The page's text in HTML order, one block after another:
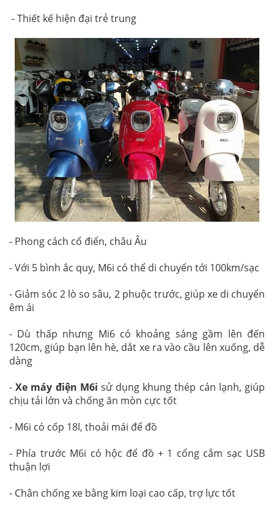
- Thiết kế hiện đại trẻ trung
- Phong cách cổ điển, châu Âu
- Với 5 bình ắc quy, M6i có thể di chuyển tới 100km/sạc
- Giảm sóc 2 lò so sâu, 2 phuộc trước, giúp xe di chuyển
êm ái
- Dù thấp nhưng Mi6 có khoảng sáng gầm lên đến
120cm, giúp bạn lên hè, dắt xe ra vào cầu lên xuống, dễ
dàng
-Xe máy điện M6i sử dụng khung thép cán lạnh, giúp
chịu tải lớn và chống ăn mòn cực tốt
- M6i có cốp 18l, thoải mái để đồ
- Phía trước M6i có hộc để đồ + 1 cổng cắm sạc USB
thuận lợi
- Chân chống xe bằng kim loại cao cấp, trợ lực tốt